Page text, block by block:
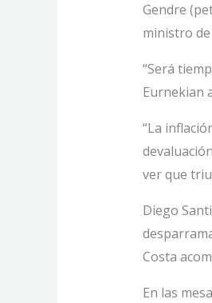
Gendre
ministro de
“Será
Eurnekian
“La
ver que
Diego
Costa
En las